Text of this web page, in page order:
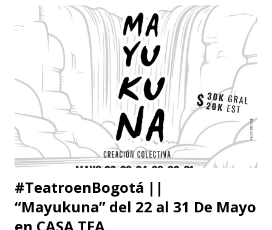
#TeatroenBogotá ||
“Mayukuna” del 22 al 31 De Mayo
en CASA TEA